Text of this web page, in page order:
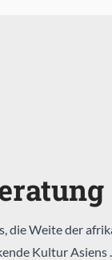
die Weite der
Kultur Asiens